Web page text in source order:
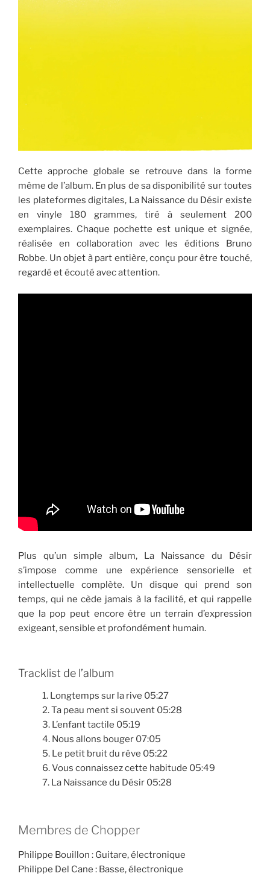
Cette approche globale se retrouve dans la forme
même de l’album. En plus de sa disponibilité sur toutes
les plateformes digitales, La Naissance du Désir existe
en vinyle 180 grammes, tiré à seulement 200
exemplaires. Chaque pochette est unique et signée,
réalisée en collaboration avec les éditions Bruno
Robbe. Un objet à part entière, conçu pour être touché,
regardé et écouté avec attention.
Plus qu’un simple album, La Naissance du Désir
s’impose comme une expérience sensorielle et
intellectuelle complète. Un disque qui prend son
temps, qui ne cède jamais à la facilité, et qui rappelle
que la pop peut encore être un terrain d’expression
exigeant, sensible et profondément humain.
Tracklist de l’album
1. Longtemps sur la rive 05:27
2. Ta peau ment si souvent 05:28
3. L’enfant tactile 05:19
4. Nous allons bouger 07:05
5. Le petit bruit du rêve 05:22
6. Vous connaissez cette habitude 05:49
7. La Naissance du Désir 05:28
Membres de Chopper
Philippe Bouillon : Guitare, électronique
Philippe Del Cane : Basse, électronique